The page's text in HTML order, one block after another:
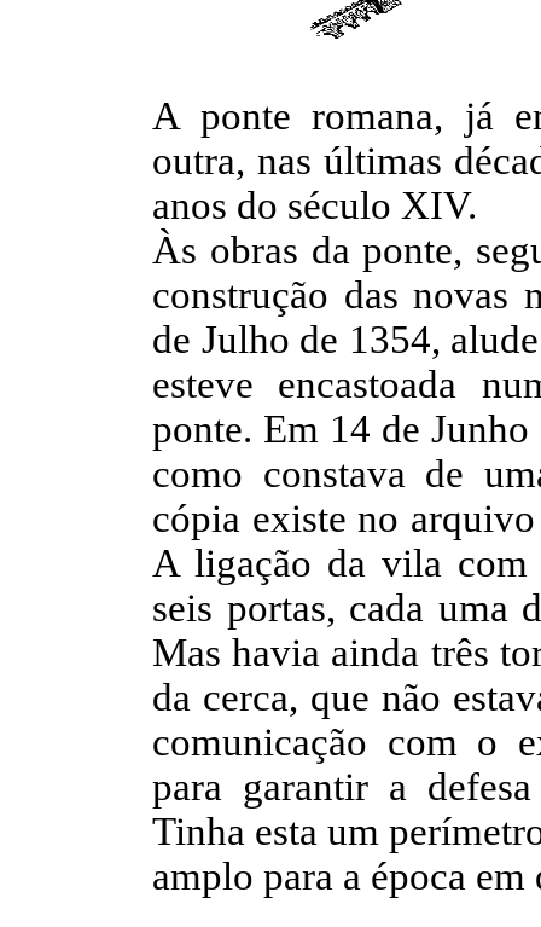
A ponte romana, já
outra, nas últimas
anos do século XIV.
Às obras da ponte,
construção das novas
de Julho de 1354,
esteve encastoada
ponte. Em 14 de
como constava de
cópia existe no
A ligação da vila com
seis portas, cada uma
Mas havia ainda três
da cerca, que não
comunicação com o
para garantir a
Tinha esta um
amplo para a época